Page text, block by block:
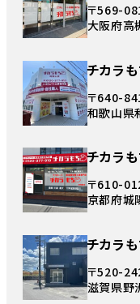
〒569-
大阪府高
チカラ
〒640-
和歌山県
チカラ
〒610-
京都府城
チカラ
〒520-
滋賀県野